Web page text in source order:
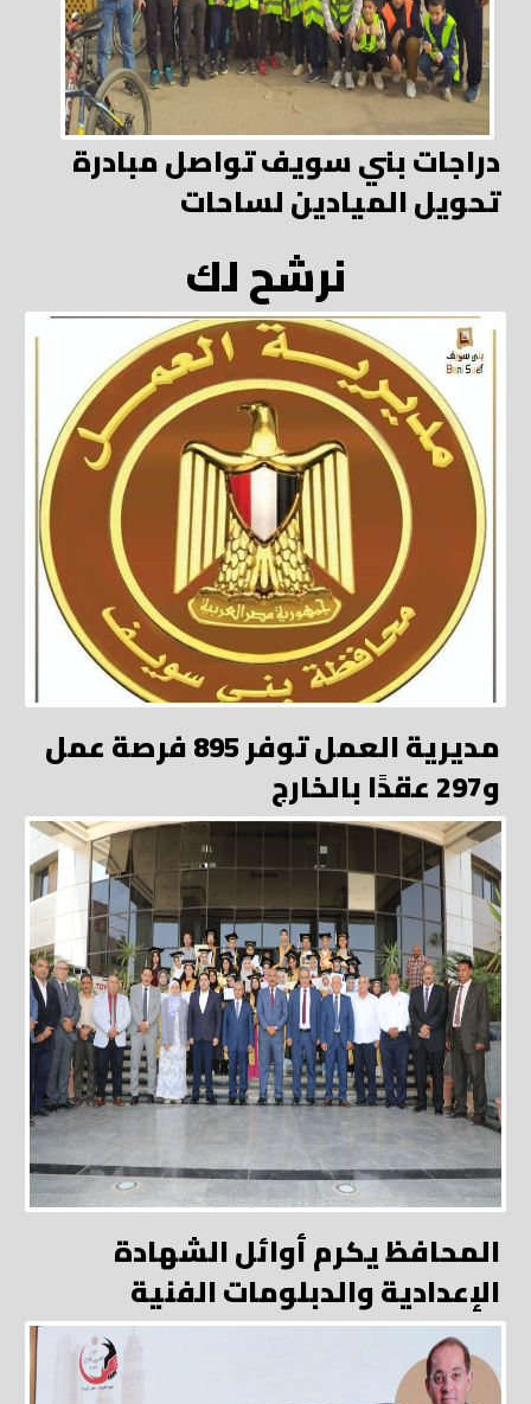
دراجات بني سويف تواصل مبادرة
تحويل الميادين لساحات
نرشح لك
مديرية العمل توفر 895 فرصة عمل
و297 عقدًا بالخارج
المحافظ يكرم أوائل الشهادة
الإعدادية والدبلومات الفنية